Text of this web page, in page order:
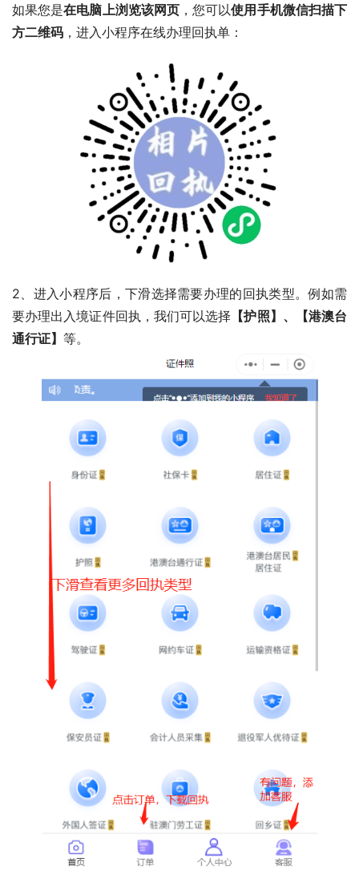
如果您是在电脑上浏览该网页 ，您可以使用手机微信扫描下
方二维码 ，进入小程序在线办理回执单：
2、进入小程序后，下滑选择需要办理的回执类型。例如需
要办理出入境证件回执，我们可以选择 【护照】、【港澳台
通行证】 等。